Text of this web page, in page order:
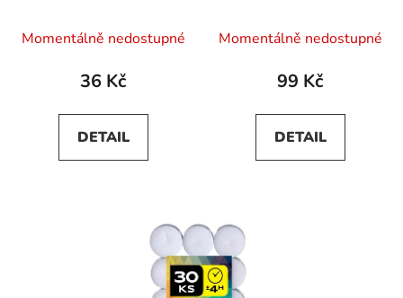
hodnocení
produktu
5,0
z
Momentálně nedostupné
36 Kč
DETAIL
Momentálně nedostupné
99 Kč
DETAIL